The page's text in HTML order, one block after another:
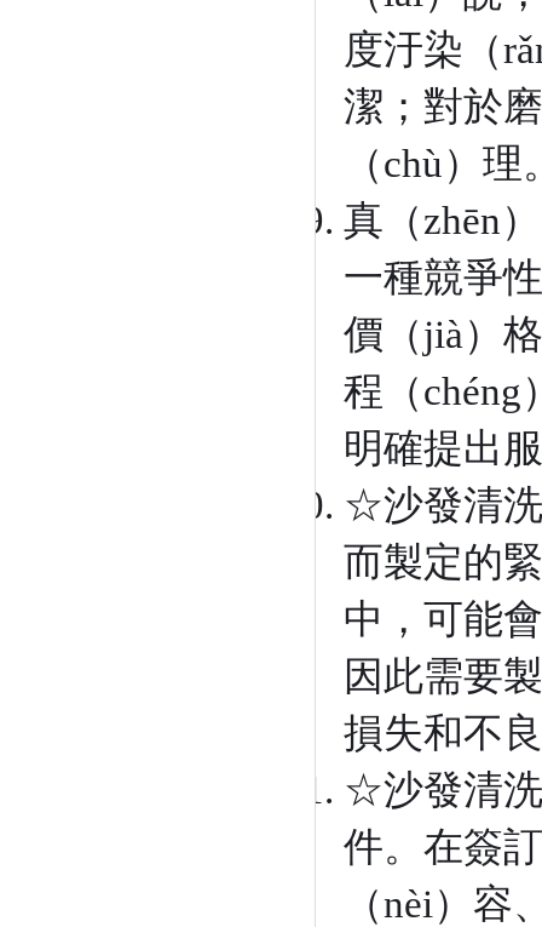
度汙染（
潔；對於
（chù）理
真（zhēn
一種競爭
價（jià）
程（chéng
明確提出
☆沙發清
而製定的
中，可能
因此需要
損失和不
☆沙發清洗
件。在簽
（nèi）